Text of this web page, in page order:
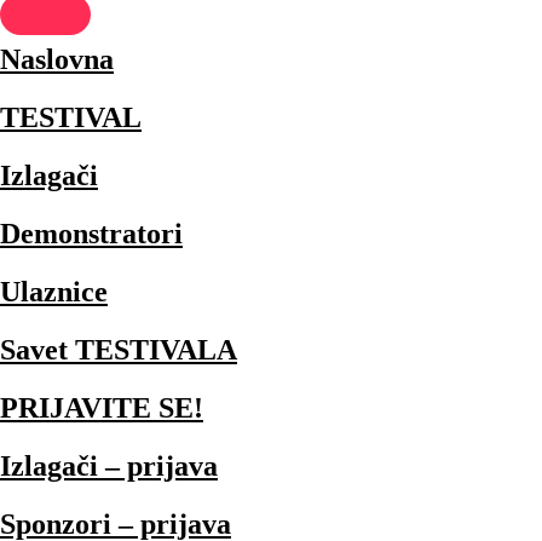
Naslovna
TESTIVAL
Izlagači
Demonstratori
Ulaznice
Savet TESTIVALA
PRIJAVITE SE!
Izlagači – prijava
Sponzori – prijava